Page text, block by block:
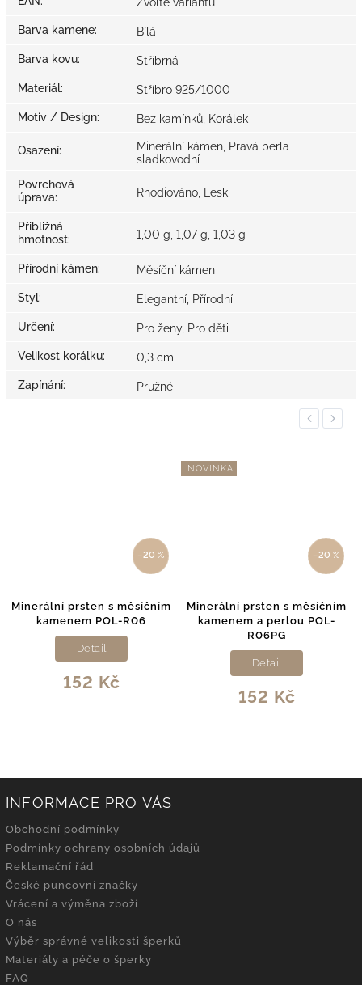
Zvolte variantu
Barva kamene: Bílá
Barva kovu: Stříbrná
Materiál: Stříbro 925/1000
Motiv / Design: Bez kamínků, Korálek
Osazení:
Minerální kámen, Pravá perla
sladkovodní
Povrchová
úprava: Rhodiováno, Lesk
Přibližná
hmotnost: 1,00 g, 1,07 g, 1,03 g
Přírodní kámen: Měsíční kámen
Styl: Elegantní, Přírodní
Určení: Pro ženy, Pro děti
Velikost korálku: 0,3 cm
Zapínání: Pružné
Previous
s měsíčním
POL-R06
Minerální prsten s měsíčním
kamenem a perlou POL-
Minerální
a pravou
Next
INFORMACE PRO VÁS
Obchodní podmínky
Podmínky ochrany osobních údajů
Reklamační řád
České puncovní značky
Vrácení a výměna zboží
O nás
Výběr správné velikosti šperků
Materiály a péče o šperky
FAQ